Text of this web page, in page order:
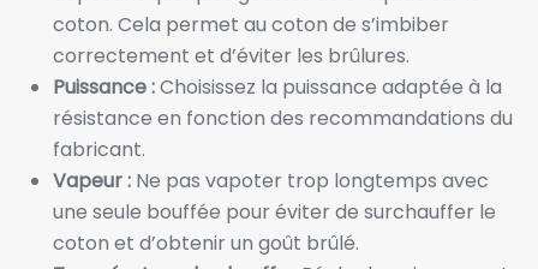
coton. Cela permet au coton de s’imbiber
correctement et d’éviter les brûlures.
Puissance :Choisissez la puissance adaptée à la
résistance en fonction des recommandations du
fabricant.
Vapeur : Ne pas vapoter trop longtemps avec
une seule bouffée pour éviter de surchauffer le
coton et d’obtenir un goût brûlé.